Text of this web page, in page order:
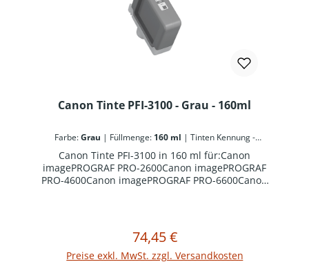
Canon Tinte PFI-3100 - Grau - 160ml
Farbe:Grau | Füllmenge: 160 ml |
Canon Tinte PFI-3100 in 160 ml für:Canon
imagePROGRAF PRO-2600Canon imagePROGRAF
PRO-4600Canon imagePROGRAF PRO-6600Canon
Regulärer Preis:
74,45 €
Preise exkl. MwSt. zzgl. Versandkosten
In den Warenkorb